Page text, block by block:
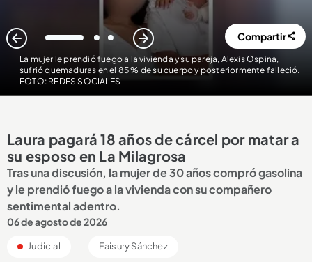
La mujer le prendió fuego a la vivienda y su pareja, Alexis Ospina,
sufrió quemaduras en el 85 % de su cuerpo y posteriormente falleció.
FOTO: REDES SOCIALES
1 2 3 Compartir
Laura pagará 18 años de cárcel por matar a
su esposo en La Milagrosa
Tras una discusión, la mujer de 30 años compró gasolina
y le prendió fuego a la vivienda con su compañero
sentimental adentro.
06 de agosto de 2026
Judicial Faisury Sánchez